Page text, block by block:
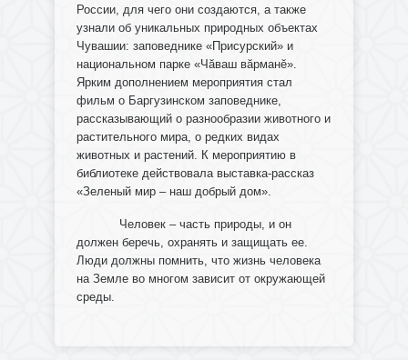
России, для чего они создаются, а также
узнали об уникальных природных объектах
Чувашии: заповеднике «Присурский» и
национальном парке «Чăваш вăрманĕ».
Ярким дополнением мероприятия стал
фильм о Баргузинском заповеднике,
рассказывающий о разнообразии животного и
растительного мира, о редких видах
животных и растений. К мероприятию в
библиотеке действовала выставка-рассказ
«Зеленый мир – наш добрый дом».
Человек – часть природы, и он
должен беречь, охранять и защищать ее.
Люди должны помнить, что жизнь человека
на Земле во многом зависит от окружающей
среды.